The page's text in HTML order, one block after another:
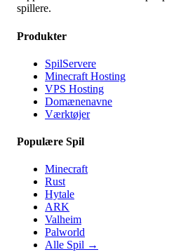
spillere.
Produkter
SpilServere
Minecraft Hosting
VPS Hosting
Domænenavne
Værktøjer
Populære Spil
Minecraft
Rust
Hytale
ARK
Valheim
Palworld
Alle Spil →